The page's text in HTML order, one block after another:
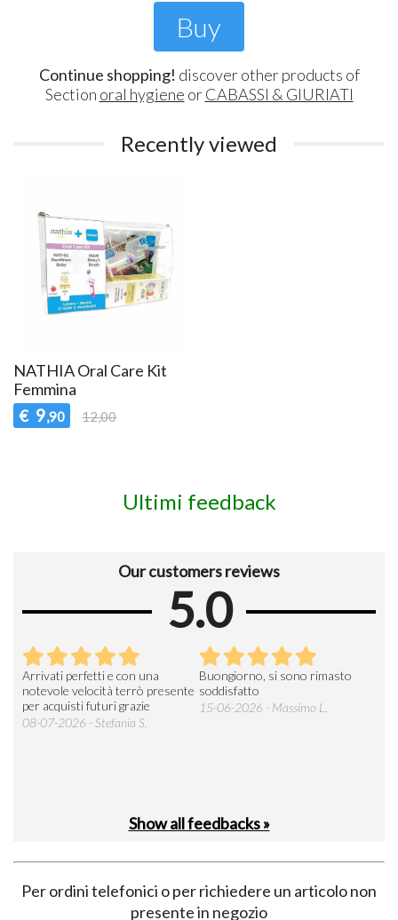
Buy
Continue shopping! discover other products of
Section oral hygiene orCABASSI & GIURIATI
Recently viewed
NATHIA Oral Care Kit
Femmina
€ 9,90 12,00
Ultimi feedback
Our customers reviews
5.0
Arrivati perfetti e con una
notevole velocità terrò presente
per acquisti futuri grazie
08-07-2026 - Stefania S.
Buongiorno, si sono rimasto
soddisfatto
15-06-2026 - Massimo L.
Show all feedbacks »
Per ordini telefonici o per richiedere un articolo non
presente in negozio